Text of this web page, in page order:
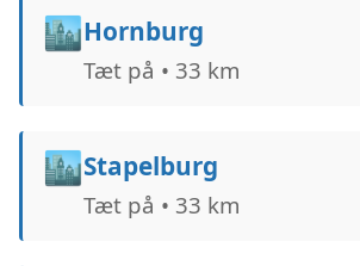
🏙️Hornburg
Tæt på • 33 km
🏙️Stapelburg
Tæt på • 33 km